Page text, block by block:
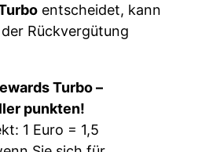
entscheidet, kann
Rückvergütung
Turbo –
punkten!
1 Euro = 1,5